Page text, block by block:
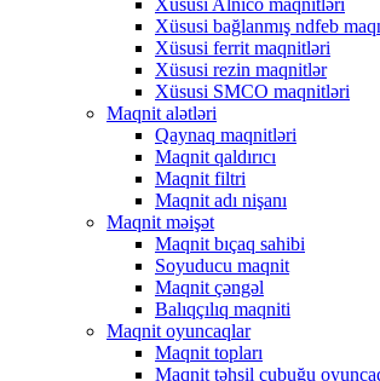
Xüsusi Alnico maqnitləri
Xüsusi bağlanmış ndfeb
Xüsusi ferrit maqnitləri
Xüsusi rezin maqnitlər
Xüsusi SMCO maqnitləri
Maqnit alətləri
Qaynaq maqnitləri
Maqnit qaldırıcı
Maqnit filtri
Maqnit adı nişanı
Maqnit məişət
Maqnit bıçaq sahibi
Soyuducu maqnit
Maqnit çəngəl
Balıqçılıq maqniti
Maqnit oyuncaqlar
Maqnit topları
Maqnit təhsil çubuğu